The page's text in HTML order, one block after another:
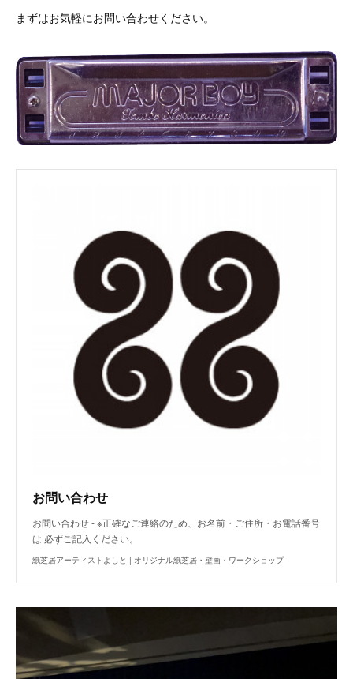
まずはお気軽にお問い合わせください。
お問い合わせ
お問い合わせ - ※正確なご連絡のため、お名前・ご住所・お電話番号
は 必ずご記入ください。
紙芝居アーティストよしと | オリジナル紙芝居・壁画・ワークショップ